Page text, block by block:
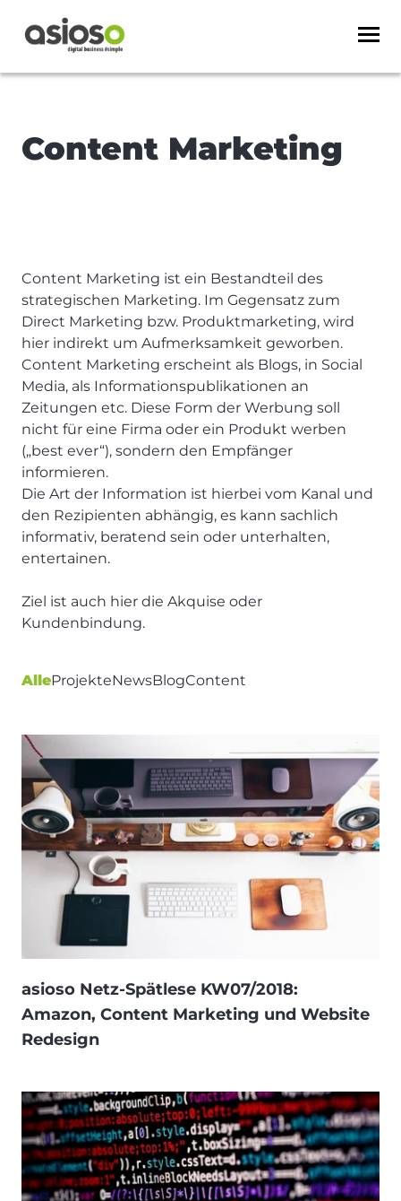
Content Marketing
Content Marketing ist ein Bestandteil des
strategischen Marketing. Im Gegensatz zum
Direct Marketing bzw. Produktmarketing, wird
hier indirekt um Aufmerksamkeit geworben.
Content Marketing erscheint als Blogs, in Social
Media, als Informationspublikationen an
Zeitungen etc. Diese Form der Werbung soll
nicht für eine Firma oder ein Produkt werben
(„best ever“), sondern den Empfänger
informieren.
Die Art der Information ist hierbei vom Kanal und
den Rezipienten abhängig, es kann sachlich
informativ, beratend sein oder unterhalten,
entertainen.
Ziel ist auch hier die Akquise oder
Kundenbindung.
AlleProjekteNewsBlogContent
asioso Netz-Spätlese KW07/2018:
Amazon, Content Marketing und Website
Redesign